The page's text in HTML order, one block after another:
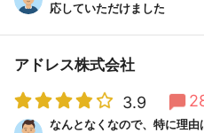
応していただけました
アドレス株式会社
3.9
なんとなくなので、特に理